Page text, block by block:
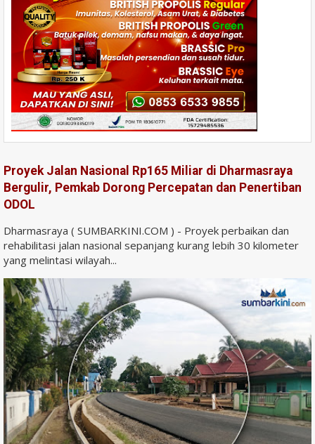
Proyek Jalan Nasional Rp165 Miliar di Dharmasraya
Bergulir, Pemkab Dorong Percepatan dan Penertiban
ODOL
Dharmasraya ( SUMBARKINI.COM ) - Proyek perbaikan dan
rehabilitasi jalan nasional sepanjang kurang lebih 30 kilometer
yang melintasi wilayah...